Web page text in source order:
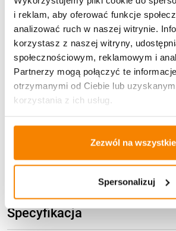
i reklam, aby oferować funkcje
analizować ruch w naszej witrynie.
korzystasz z naszej witryny,
społecznościowym, reklamowym i
Partnerzy mogą połączyć te
otrzymanymi od Ciebie lub
korzystania z ich usług.
Zezwól na wszystkie
Spersonalizuj
Glamour Quatro Mały + Ramka R5 (Silver)
Specyfikacja